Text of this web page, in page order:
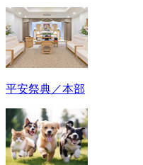
平安祭典／本部